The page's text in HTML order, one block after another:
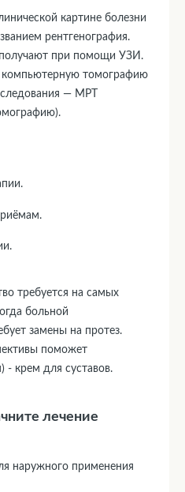
картине болезни
рентгенография.
получают при помощи УЗИ.
компьютерную томографию
— МРТ
требуется на самых
больной
замены на протез.
поможет
- крем для суставов.
лечение
наружного применения